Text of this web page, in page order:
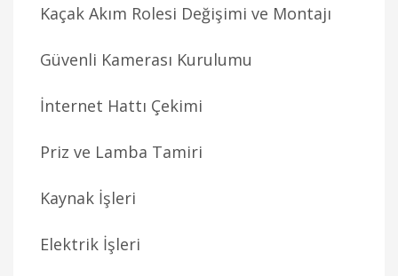
Kaçak Akım Rolesi Değişimi ve Montajı
Güvenli Kamerası Kurulumu
İnternet Hattı Çekimi
Priz ve Lamba Tamiri
Kaynak İşleri
Elektrik İşleri